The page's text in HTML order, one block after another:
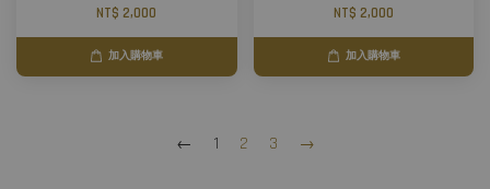
NT$ 2,000
加入購物車
NT$ 2,000
加入購物車
← 1 2 3 →